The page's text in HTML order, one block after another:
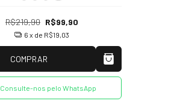
R$219,90 R$99,90
6 x de R$19,03
COMPRAR
Consulte-nos pelo WhatsApp